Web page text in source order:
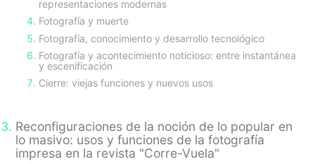
representaciones modernas
Fotografía y muerte
Fotografía, conocimiento y desarrollo tecnológico
Fotografía y acontecimiento noticioso: entre instantánea
y escenificación
Cierre: viejas funciones y nuevos usos
Reconfiguraciones de la noción de lo popular en
lo masivo: usos y funciones de la fotografía
impresa en la revista "Corre-Vuela"